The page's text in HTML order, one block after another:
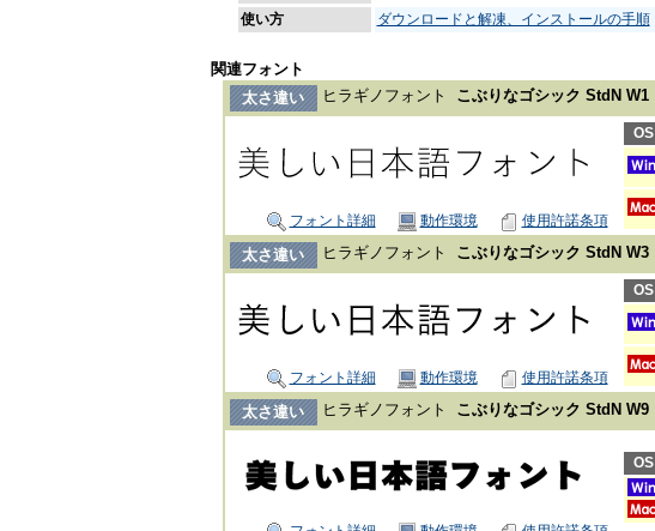
使い方
ダウンロードと解凍、インストールの手順
関連フォント
太さ違い
ヒラギノフォント こぶりなゴシック StdN W1
OS
フォント詳細 動作環境 使用許諾条項
太さ違い ヒラギノフォント こぶりなゴシック StdN W3
OS
フォント詳細 動作環境 使用許諾条項
太さ違い ヒラギノフォント こぶりなゴシック StdN W9
OS